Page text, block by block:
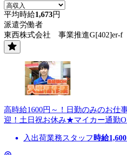
平均時給1,673円
派遣労働者
東西株式会社 事業推進G[402]er-f
高時給1600円～！日勤のみのお仕
迎！土日祝お休み★マイカー通勤
入出荷業務スタッフ 時給1,600